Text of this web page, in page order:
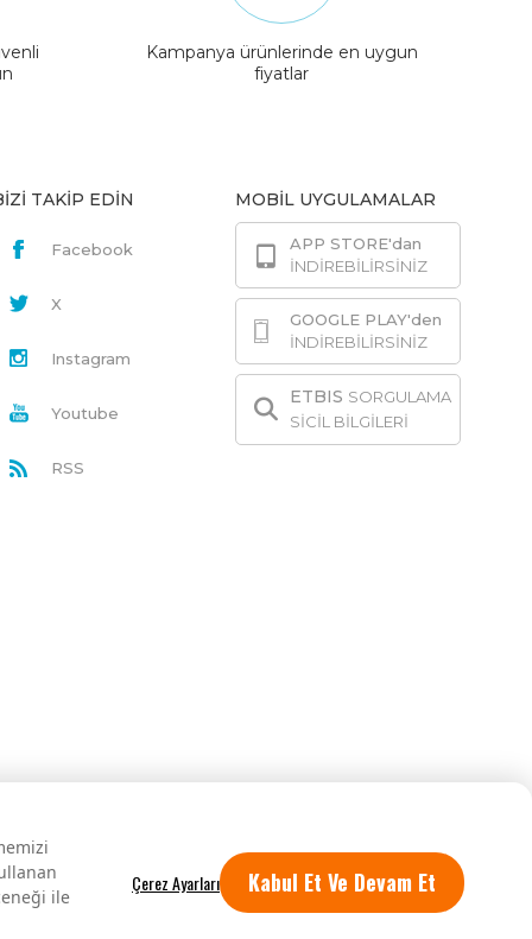
ile
Kabul Et Ve Devam Et
Kampanya ürünlerinde en uygun
fiyatlar
TAKİP EDİN
Facebook
X
Instagram
Youtube
RSS
MOBİL UYGULAMALAR
APP STORE'dan
İNDİREBİLİRSİNİZ
GOOGLE PLAY'den
İNDİREBİLİRSİNİZ
ETBIS SORGULAMA
SİCİL BİLGİLERİ
Tüm hakları saklıdır.